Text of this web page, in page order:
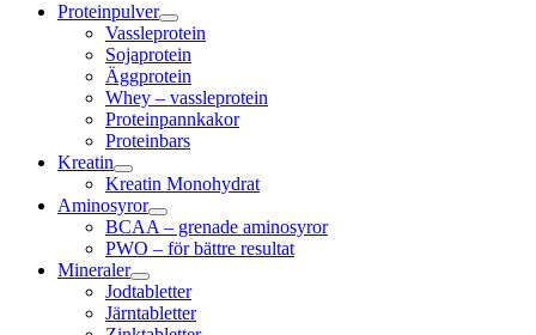
Proteinpulver
Vassleprotein
Sojaprotein
Äggprotein
Whey – vassleprotein
Proteinpannkakor
Proteinbars
Kreatin
Kreatin Monohydrat
Aminosyror
BCAA – grenade aminosyror
PWO – för bättre resultat
Mineraler
Jodtabletter
Järntabletter